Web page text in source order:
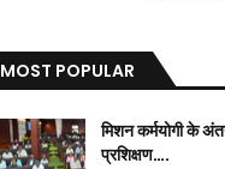
MOST POPULAR
मिशन कर्मयोगी के
प्रशिक्षण….